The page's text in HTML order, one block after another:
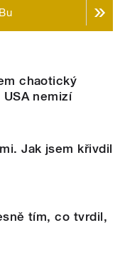
chaotický
nemizí
Jak jsem křivdil
tím, co tvrdil,